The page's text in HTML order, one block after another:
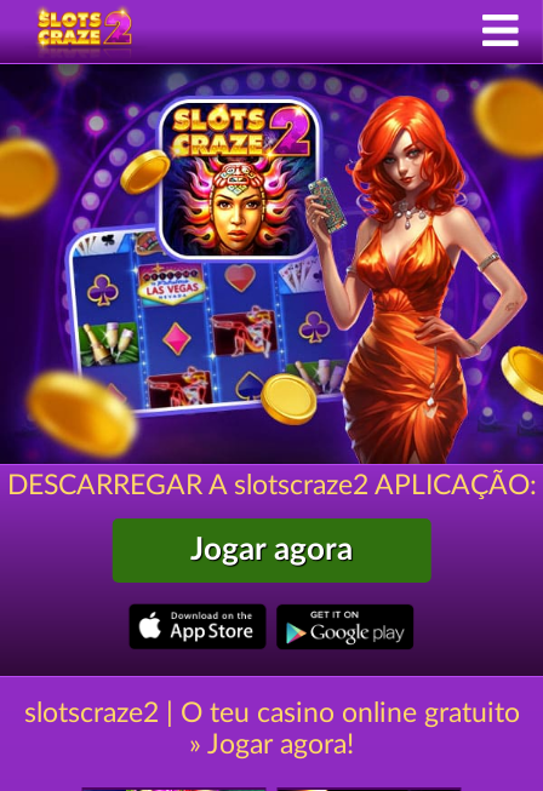
DESCARREGAR A slotscraze2 APLICAÇÃO:
Jogar agora
slotscraze2 | O teu casino online gratuito
» Jogar agora!